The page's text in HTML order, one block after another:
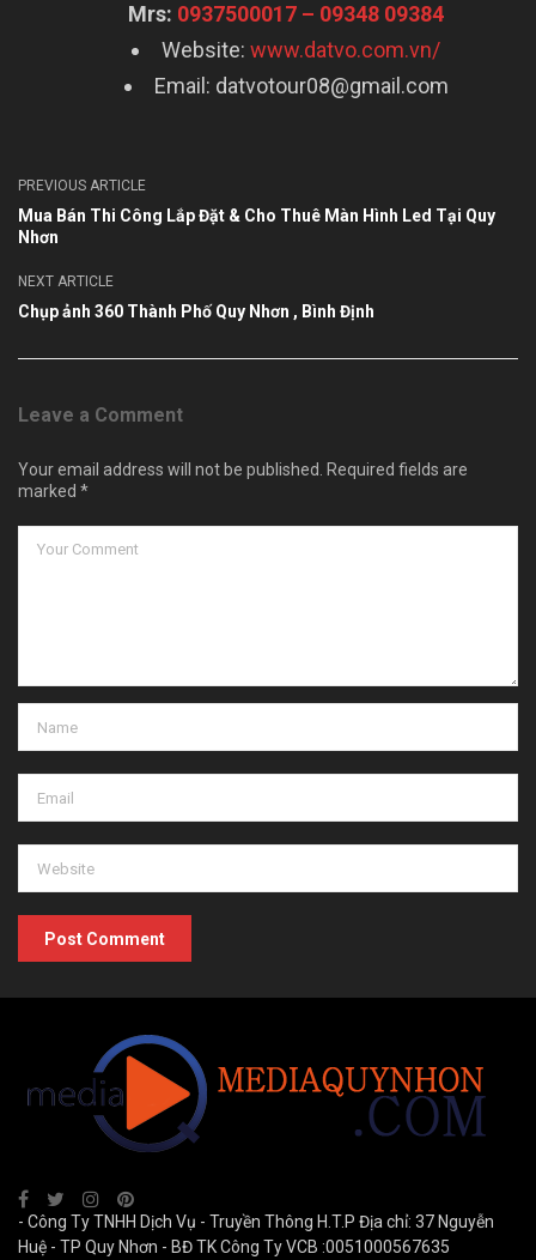
Mrs: 0937500017 – 09348 09384
Website: www.datvo.com.vn/
Email: datvotour08@gmail.com
PREVIOUS ARTICLE
Mua Bán Thi Công Lắp Đặt & Cho Thuê Màn Hình Led Tại Quy
Nhơn
NEXT ARTICLE
Chụp ảnh 360 Thành Phố Quy Nhơn , Bình Định
Leave a Comment
Your email address will not be published. Required fields are
marked *
- Công Ty TNHH Dịch Vụ - Truyền Thông H.T.P Địa chỉ: 37 Nguyễn
Huệ - TP Quy Nhơn - BĐ TK Công Ty VCB :0051000567635